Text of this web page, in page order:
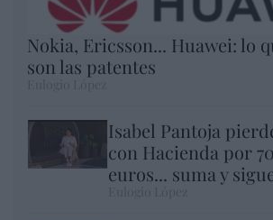
Nokia, Ericsson... Huawei: lo
son las patentes
Isabel Pantoja
con Hacienda por
euros... suma y